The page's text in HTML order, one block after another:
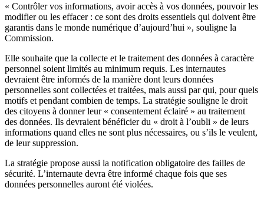
« Contrôler vos informations, avoir accès à vos données, pouvoir les
modifier ou les effacer : ce sont des droits essentiels qui doivent être
garantis dans le monde numérique d’aujourd’hui », souligne la
Commission.
Elle souhaite que la collecte et le traitement des données à caractère
personnel soient limités au minimum requis. Les internautes
devraient être informés de la manière dont leurs données
personnelles sont collectées et traitées, mais aussi par qui, pour quels
motifs et pendant combien de temps. La stratégie souligne le droit
des citoyens à donner leur « consentement éclairé » au traitement
des données. Ils devraient bénéficier du « droit à l’oubli » de leurs
informations quand elles ne sont plus nécessaires, ou s’ils le veulent,
de leur suppression.
La stratégie propose aussi la notification obligatoire des failles de
sécurité. L’internaute devra être informé chaque fois que ses
données personnelles auront été violées.